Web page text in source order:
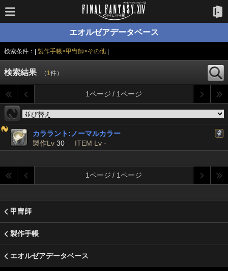
エオルゼアデータベース
検索条件：| 製作手帳>甲冑師>その他|
検索結果 （ 1件）
1ページ / 1ページ
カララント:ノーマルカラー
製作Lv 30 ITEM Lv -
1ページ / 1ページ
甲冑師
製作手帳
エオルゼアデータベース